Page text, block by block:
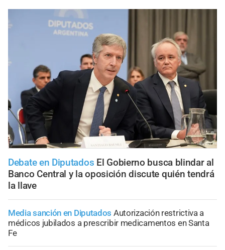
Debate en Diputados El Gobierno busca blindar al
Banco Central y la oposición discute quién tendrá
la llave
Media sanción en Diputados Autorización restrictiva a
médicos jubilados a prescribir medicamentos en Santa
Fe